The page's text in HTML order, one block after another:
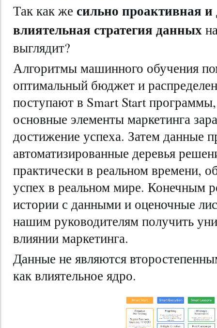
Так как же сильно проактивная и
влиятельная стратегия данных
выглядит?
Алгоритмы машинного обучения
оптимальный бюджет и
поступают в Smart Start
основные элементы маркетинга
достижение успеха. Затем данные
автоматизированные деревья
практически в реальном времени,
успех в реальном мире. Конечным
истории с данными и оценочные
нашим руководителям получить
влиянии маркетинга.
Данные не являются
как влиятельное ядро.